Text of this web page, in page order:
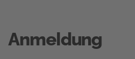
Anmeldung